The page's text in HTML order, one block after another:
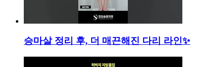
승마살 정리 후, 더 매끈해진 다리 라인✨